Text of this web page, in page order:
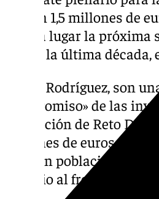
prevén 1,5 millones de
tendrá lugar la próxima
vez en la última década,
Según Rodríguez, son
compromiso» de las
delegación de Reto
millones de euros para
pierden población,
y medio al frente de la